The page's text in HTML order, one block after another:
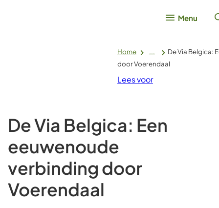
Menu
Home ...
De Via Belgica:
door Voerendaal
Lees voor
De Via Belgica: Een
eeuwenoude
verbinding door
Voerendaal